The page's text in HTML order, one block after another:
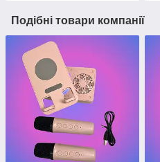
Подібні товари компанії